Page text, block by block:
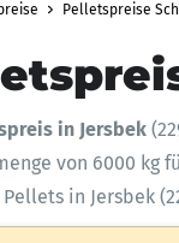
Pelletspreise
in Jersbek
von 6000 kg
in Jersbek